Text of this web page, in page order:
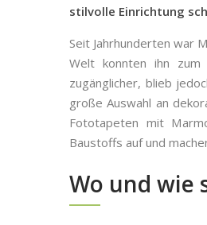
stilvolle Einrichtung
Seit Jahrhunderten war
Welt konnten ihn
zugänglicher, blieb
große Auswahl an
Fototapeten mit
Baustoffs auf und
Wo und wie